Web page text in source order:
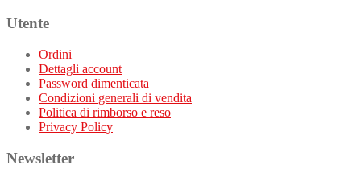
Utente
Ordini
Dettagli account
Password dimenticata
Condizioni generali di vendita
Politica di rimborso e reso
Privacy Policy
Newsletter